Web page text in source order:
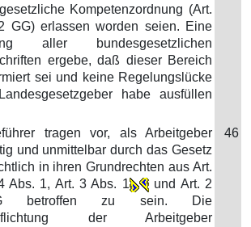
Kompetenzordnung (Art.
GG) erlassen worden seien. Eine
aller bundesgesetzlichen
ergebe, daß dieser Bereich
sei und keine Regelungslücke
habe ausfüllen
tragen vor, als Arbeitgeber
und unmittelbar durch das Gesetz
in ihren Grundrechten aus Art.
Abs. 1, Art. 3 Abs. 1
und Art. 2
betroffen zu sein. Die
der Arbeitgeber
46